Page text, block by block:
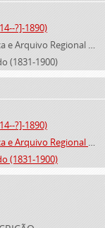
?]-1890)
Biblioteca Pública e Arquivo Regional de Ponta Delgada (1841- )
(1831-1900)
?]-1890)
Biblioteca Pública e Arquivo Regional de Ponta Delgada (1841- )
(1831-1900)